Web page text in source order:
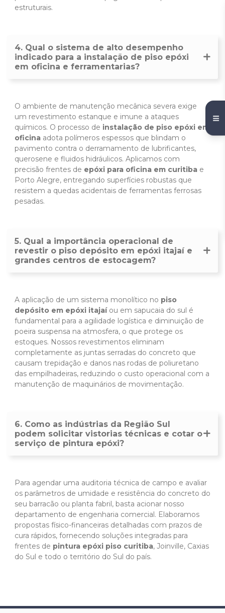
estruturais.
4. Qual o sistema de alto desempenho
indicado para a instalação de piso epóxi
em oficina e ferramentarias?
O ambiente de manutenção mecânica severa exige
um revestimento estanque e imune a ataques
químicos. O processo de instalação de piso epóxi em
oficina adota polímeros espessos que blindam o
pavimento contra o derramamento de lubrificantes,
querosene e fluidos hidráulicos. Aplicamos com
precisão frentes de epóxi para oficina em curitiba e
Porto Alegre, entregando superfícies robustas que
resistem a quedas acidentais de ferramentas ferrosas
pesadas.
5. Qual a importância operacional de
revestir o piso depósito em epóxi itajaí e
grandes centros de estocagem?
A aplicação de um sistema monolítico no piso
depósito em epóxi itajaíou em sapucaia do sul é
fundamental para a agilidade logística e diminuição de
poeira suspensa na atmosfera, o que protege os
estoques. Nossos revestimentos eliminam
completamente as juntas serradas do concreto que
causam trepidação e danos nas rodas de poliuretano
das empilhadeiras, reduzindo o custo operacional com a
manutenção de maquinários de movimentação.
6. Como as indústrias da Região Sul
podem solicitar vistorias técnicas e cotar o
serviço de pintura epóxi?
Para agendar uma auditoria técnica de campo e avaliar
os parâmetros de umidade e resistência do concreto do
seu barracão ou planta fabril, basta acionar nosso
departamento de engenharia comercial. Elaboramos
propostas físico-financeiras detalhadas com prazos de
cura rápidos, fornecendo soluções integradas para
frentes de pintura epóxi piso curitiba, Joinville, Caxias
do Sul e todo o território do Sul do país.